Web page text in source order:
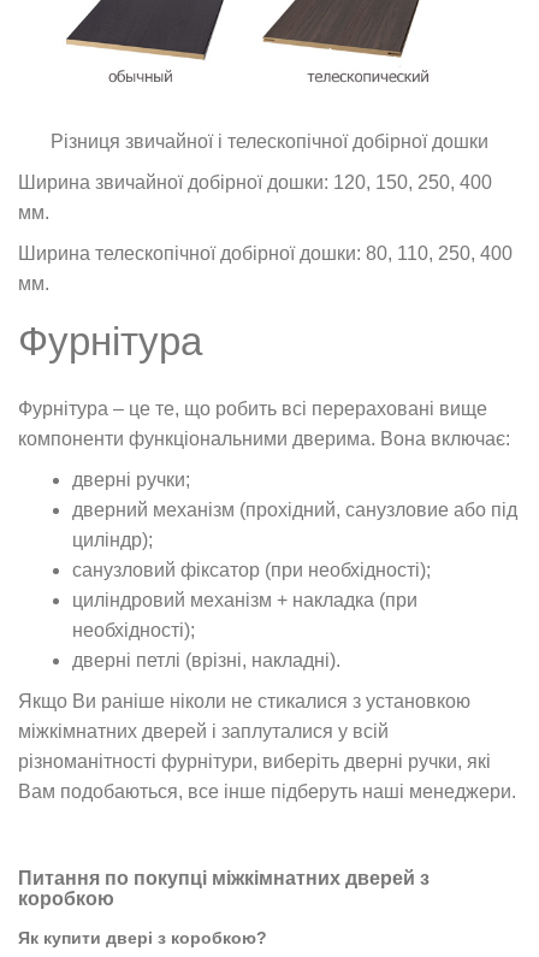
Різниця звичайної і телескопічної добірної дошки
Ширина звичайної добірної дошки: 120, 150, 250, 400
мм.
Ширина телескопічної добірної дошки: 80, 110, 250, 400
мм.
Фурнітура
Фурнітура – це те, що робить всі перераховані вище
компоненти функціональними дверима. Вона включає:
дверні ручки;
дверний механізм (прохідний, санузловие або під
циліндр);
санузловий фіксатор (при необхідності);
циліндровий механізм + накладка (при
необхідності);
дверні петлі (врізні, накладні).
Якщо Ви раніше ніколи не стикалися з установкою
міжкімнатних дверей і заплуталися у всій
різноманітності фурнітури, виберіть дверні ручки, які
Вам подобаються, все інше підберуть наші менеджери.
Питання по покупці міжкімнатних дверей з
коробкою
Як купити двері з коробкою?